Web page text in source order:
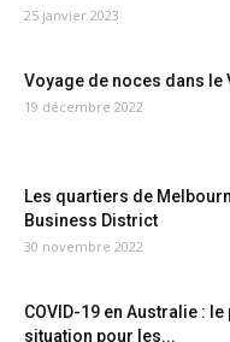
25 janvier 2023
Voyage de noces dans le
19 décembre 2022
Les quartiers de
Business District
30 novembre 2022
COVID-19 en Australie :
situation pour les...